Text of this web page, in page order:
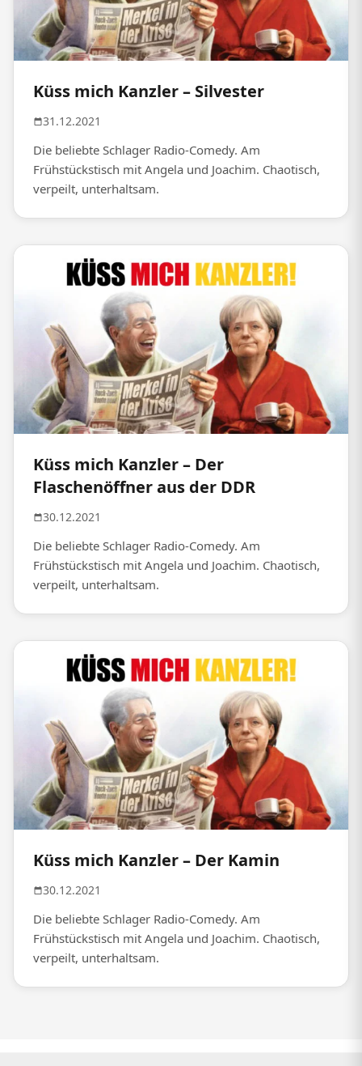
Küss mich Kanzler – Silvester
31.12.2021
Die beliebte Schlager Radio-Comedy. Am
Frühstückstisch mit Angela und Joachim. Chaotisch,
verpeilt, unterhaltsam.
Küss mich Kanzler – Der
Flaschenöffner aus der DDR
30.12.2021
Die beliebte Schlager Radio-Comedy. Am
Frühstückstisch mit Angela und Joachim. Chaotisch,
verpeilt, unterhaltsam.
Küss mich Kanzler – Der Kamin
30.12.2021
Die beliebte Schlager Radio-Comedy. Am
Frühstückstisch mit Angela und Joachim. Chaotisch,
verpeilt, unterhaltsam.